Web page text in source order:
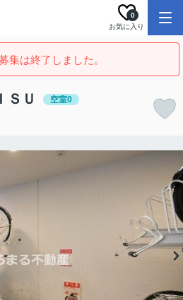
お気に入り
0
集は終了しました。
ＳＵ 空室0